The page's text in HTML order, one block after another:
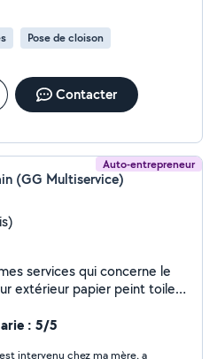
Pose de cloison
Contacter
Auto-entrepreneur
(GG Multiservice)
services qui concerne le
extérieur papier peint toile
ou déménagement
: 5/5
intervenu chez ma mère, a